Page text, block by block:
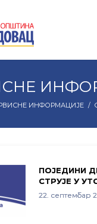
ИНФОРМАЦИЈЕ /
ПОЈЕДИНИ
СТРУЈЕ У
22. септембар